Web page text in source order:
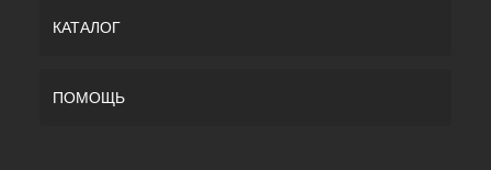
КАТАЛОГ
ПОМОЩЬ